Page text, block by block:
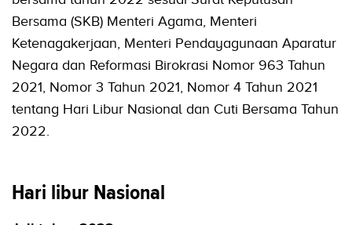
Bersama (SKB) Menteri Agama, Menteri
Ketenagakerjaan, Menteri Pendayagunaan Aparatur
Negara dan Reformasi Birokrasi Nomor 963 Tahun
2021, Nomor 3 Tahun 2021, Nomor 4 Tahun 2021
tentang Hari Libur Nasional dan Cuti Bersama Tahun
2022.
Hari libur Nasional